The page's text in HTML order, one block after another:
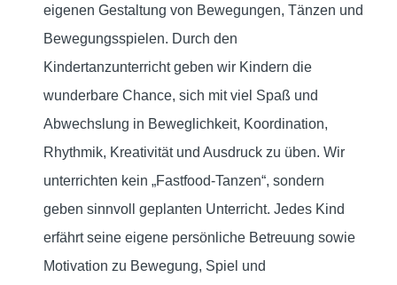
eigenen Gestaltung von Bewegungen, Tänzen und
Bewegungsspielen. Durch den
Kindertanzunterricht geben wir Kindern die
wunderbare Chance, sich mit viel Spaß und
Abwechslung in Beweglichkeit, Koordination,
Rhythmik, Kreativität und Ausdruck zu üben. Wir
unterrichten kein „Fastfood-Tanzen“, sondern
geben sinnvoll geplanten Unterricht. Jedes Kind
erfährt seine eigene persönliche Betreuung sowie
Motivation zu Bewegung, Spiel und